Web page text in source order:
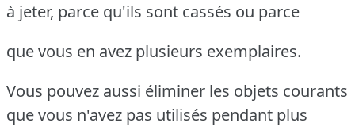
à jeter, parce qu'ils sont cassés ou parce
que vous en avez plusieurs exemplaires.
Vous pouvez aussi éliminer les objets courants
que vous n'avez pas utilisés pendant plus